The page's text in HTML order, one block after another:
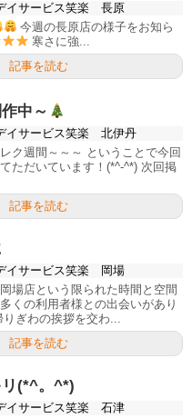
イサービス笑楽 長原
今週の長原店の様子をお知ら
寒さに強...
記事を読む
中～
イサービス笑楽 北伊丹
ク週間～～～ ということで今回
ただいています！(*^-^*) 次回掲
記事を読む
イサービス笑楽 岡場
場店という限られた時間と空間
くの利用者様との出会いがあり
ぎわの挨拶を交わ...
記事を読む
リ(*^。^*)
イサービス笑楽 石津